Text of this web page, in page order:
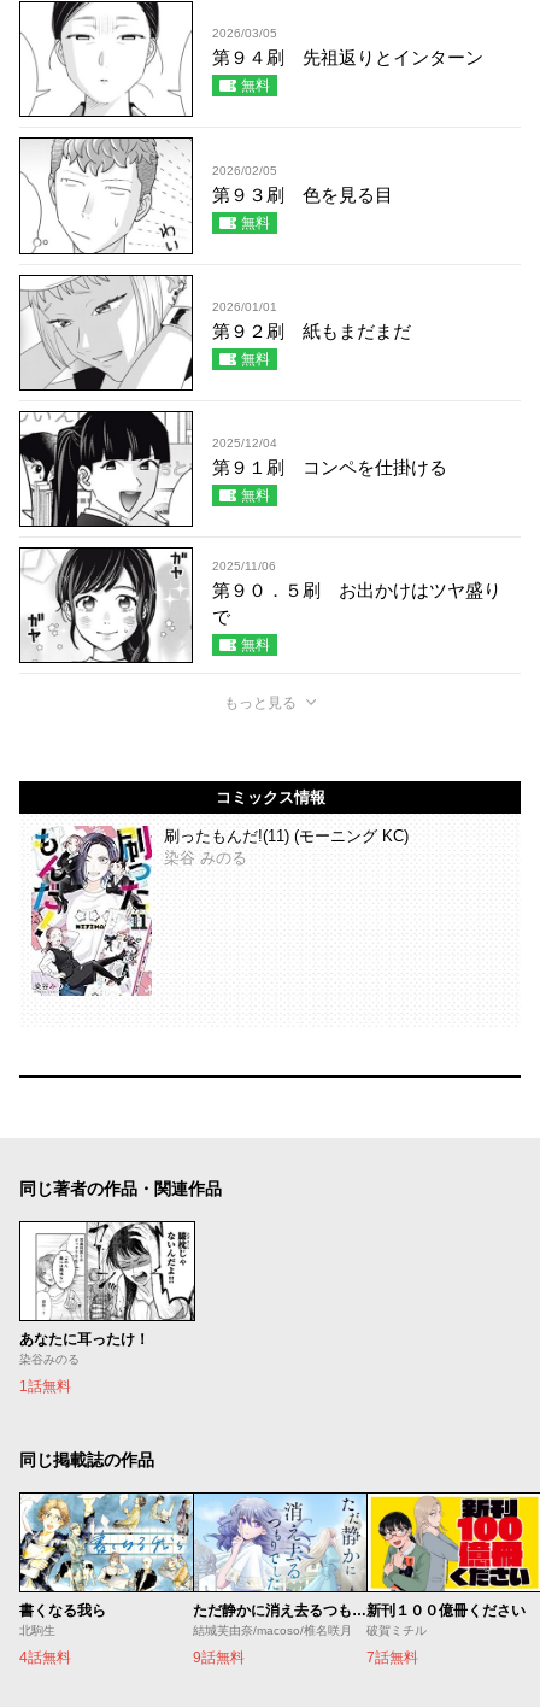
2026/03/05
第９４刷 先祖返りとインターン
無料
2026/02/05
第９３刷 色を見る目
無料
2026/01/01
第９２刷 紙もまだまだ
無料
2025/12/04
第９１刷 コンペを仕掛ける
無料
2025/11/06
第９０．５刷 お出かけはツヤ盛り
で
無料
もっと見る
コミックス情報
刷ったもんだ!(11) (モーニング KC)
染谷 みのる
同じ著者の作品・関連作品
あなたに耳ったけ！
染谷みのる
1話無料
同じ掲載誌の作品
書くなる我ら
北駒生
4話無料
ただ静かに消え去るつもりでした
結城芙由奈/macoso/椎名咲月
9話無料
新刊１００億冊ください
破賀ミチル
7話無料